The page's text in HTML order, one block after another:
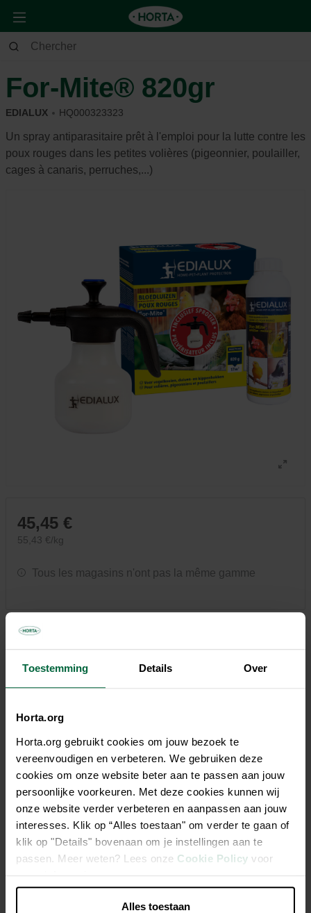
Toestemming Details Over
Horta.org
Horta.org gebruikt cookies om jouw bezoek te
vereenvoudigen en verbeteren. We gebruiken deze
cookies om onze website beter aan te passen aan jouw
persoonlijke voorkeuren. Met deze cookies kunnen wij
onze website verder verbeteren en aanpassen aan jouw
interesses. Klik op “Alles toestaan" om verder te gaan of
klik op "Details" bovenaan om je instellingen aan te
passen. Meer weten? Lees onze Cookie Policy voor
meer informatie.
Alles toestaan
Animaux Oiseau d'ornement
For-Mite® 820gr
EDIALUX HQ000323323
Un spray antiparasitaire prêt à l'emploi pour la lutte contre les
poux rouges dans les petites volières (pigeonnier, poulailler,
cages à canaris, perruches,...)
45,45 €
55,43 €/kg
Tous les magasins n'ont pas la même gamme
Description
poux rouges dans les petites volières (pigeonnier, poulailler,
partout dans la volière, mais surtout dans les
interstices,fissures et cavités où les acariens peuvent se
nicher. Cette poudre se fixe aux pattes des parasites et les
neutralise. Evacuer les volailles avant le traitement.
Un spray antiparasitaire prêt à l'emploi
Pour la lutte contre les poux rouges dans les petites
volières